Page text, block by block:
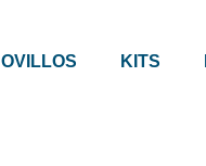
OVILLOS KITS